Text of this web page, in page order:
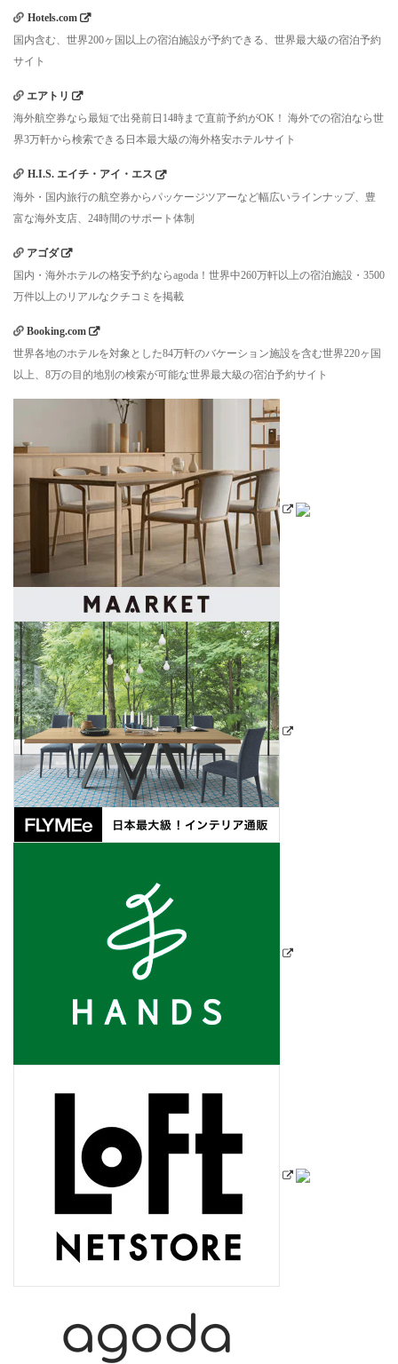
Hotels.com
国内含む、世界200ヶ国以上の宿泊施設が予約できる、世界最大級の宿泊予約
サイト
エアトリ
海外航空券なら最短で出発前日14時まで直前予約がOK！ 海外での宿泊なら世
界3万軒から検索できる日本最大級の海外格安ホテルサイト
H.I.S. エイチ・アイ・エス
海外・国内旅行の航空券からパッケージツアーなど幅広いラインナップ、豊
富な海外支店、24時間のサポート体制
アゴダ
国内・海外ホテルの格安予約ならagoda！世界中260万軒以上の宿泊施設・3500
万件以上のリアルなクチコミを掲載
Booking.com
世界各地のホテルを対象とした84万軒のバケーション施設を含む世界220ヶ国
以上、8万の目的地別の検索が可能な世界最大級の宿泊予約サイト